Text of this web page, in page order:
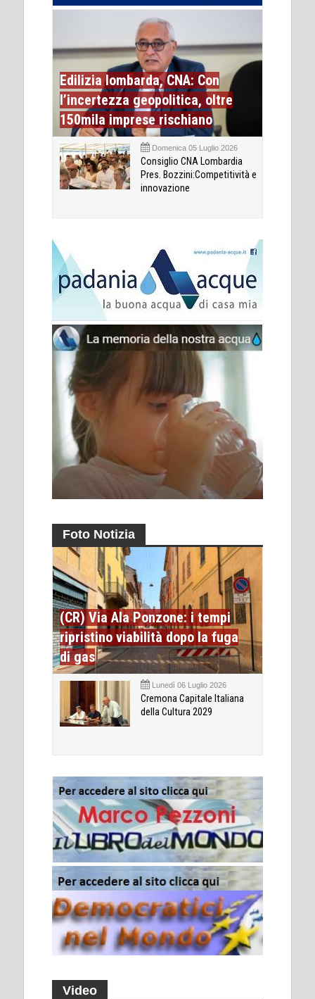
Edilizia lombarda, CNA: Con
l’incertezza geopolitica, oltre
150mila imprese rischiano
Domenica 05 Luglio 2026
Consiglio CNA Lombardia
Pres. Bozzini:Competitività e
innovazione
Foto Notizia
(CR) Via Ala Ponzone: i tempi
ripristino viabilità dopo la fuga
di gas
Lunedì 06 Luglio 2026
Cremona Capitale Italiana
della Cultura 2029
Video